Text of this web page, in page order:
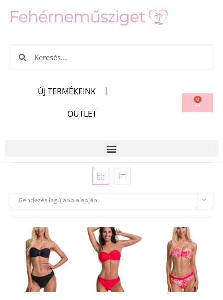
ÚJ TERMÉKEINK
OUTLET
0
Rendezés legújabb alapján